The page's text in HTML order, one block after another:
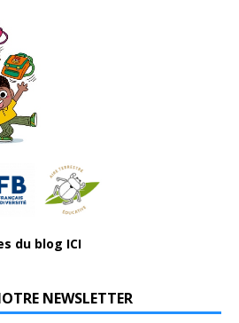
du blog ICI
NEWSLETTER